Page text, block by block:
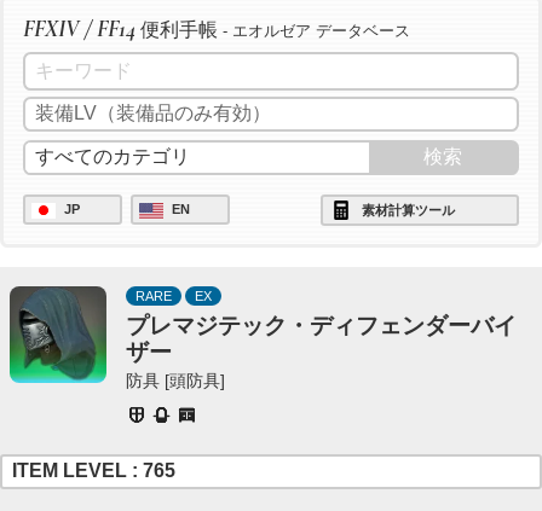
FFXIV / FF14 便利手帳 - エオルゼア データベース
JP EN 素材計算ツール
RARE EX
プレマジテック・ディフェンダーバイ
ザー
防具 [頭防具]
ITEM LEVEL : 765